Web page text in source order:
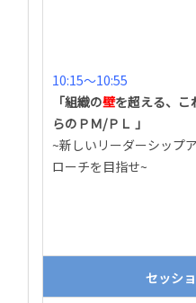
10:15～10:55
「組織の壁を超える、こ
らのＰＭ/ＰＬ 」
~新しいリーダーシップ
ローチを目指せ~
セッシ